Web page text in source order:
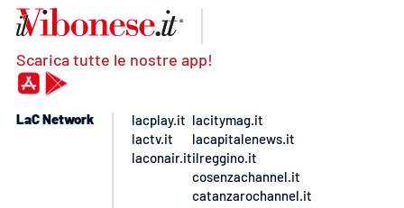
Scarica tutte le nostre app!
LaC Network
lacplay.it
lactv.it
laconair.it
lacitymag.it
lacapitalenews.it
ilreggino.it
cosenzachannel.it
catanzarochannel.it